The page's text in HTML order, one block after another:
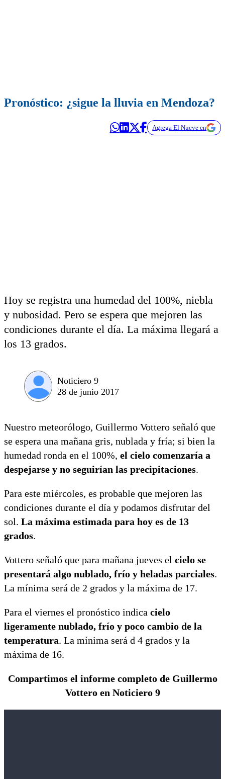
Pronóstico: ¿sigue la lluvia en Mendoza?
Agrega El Nueve en
Hoy se registra una humedad del 100%, niebla
y nubosidad. Pero se espera que mejoren las
condiciones durante el día. La máxima llegará a
los 13 grados.
Noticiero 9
28 de junio 2017
Nuestro meteorólogo, Guillermo Vottero señaló que
se espera una mañana gris, nublada y fría; si bien la
humedad ronda en el 100%, el cielo comenzaría a
despejarse y no seguirían las precipitaciones.
Para este miércoles, es probable que mejoren las
condiciones durante el día y podamos disfrutar del
sol. La máxima estimada para hoy es de 13
grados.
Vottero señaló que para mañana jueves el cielo se
presentará algo nublado, frío y heladas parciales.
La mínima será de 2 grados y la máxima de 17.
Para el viernes el pronóstico indica cielo
ligeramente nublado, frío y poco cambio de la
temperatura. La mínima será d 4 grados y la
máxima de 16.
Compartimos el informe completo de Guillermo
Vottero en Noticiero 9